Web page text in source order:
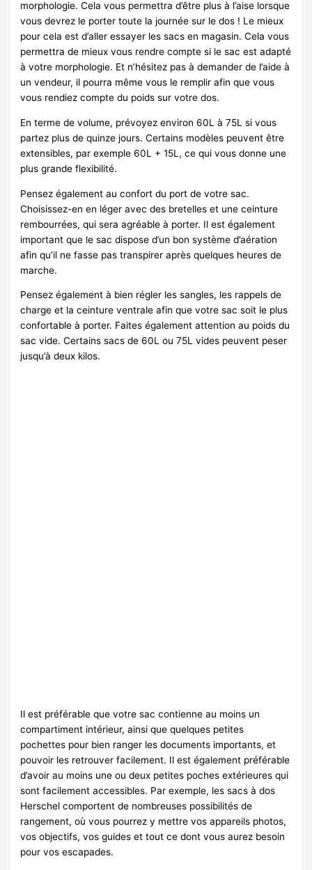
morphologie. Cela vous permettra d’être plus à l’aise lorsque
vous devrez le porter toute la journée sur le dos ! Le mieux
pour cela est d’aller essayer les sacs en magasin. Cela vous
permettra de mieux vous rendre compte si le sac est adapté
à votre morphologie. Et n’hésitez pas à demander de l’aide à
un vendeur, il pourra même vous le remplir afin que vous
vous rendiez compte du poids sur votre dos.
En terme de volume, prévoyez environ 60L à 75L si vous
partez plus de quinze jours. Certains modèles peuvent être
extensibles, par exemple 60L + 15L, ce qui vous donne une
plus grande flexibilité.
Pensez également au confort du port de votre sac.
Choisissez-en en léger avec des bretelles et une ceinture
rembourrées, qui sera agréable à porter. Il est également
important que le sac dispose d’un bon système d’aération
afin qu’il ne fasse pas transpirer après quelques heures de
marche.
Pensez également à bien régler les sangles, les rappels de
charge et la ceinture ventrale afin que votre sac soit le plus
confortable à porter. Faites également attention au poids du
sac vide. Certains sacs de 60L ou 75L vides peuvent peser
jusqu’à deux kilos.
Il est préférable que votre sac contienne au moins un
compartiment intérieur, ainsi que quelques petites
pochettes pour bien ranger les documents importants, et
pouvoir les retrouver facilement. Il est également préférable
d’avoir au moins une ou deux petites poches extérieures qui
sont facilement accessibles. Par exemple, les sacs à dos
Herschel comportent de nombreuses possibilités de
rangement, où vous pourrez y mettre vos appareils photos,
vos objectifs, vos guides et tout ce dont vous aurez besoin
pour vos escapades.